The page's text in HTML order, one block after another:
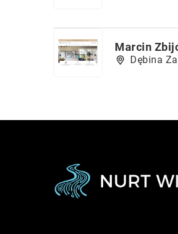
Marcin
Dębina